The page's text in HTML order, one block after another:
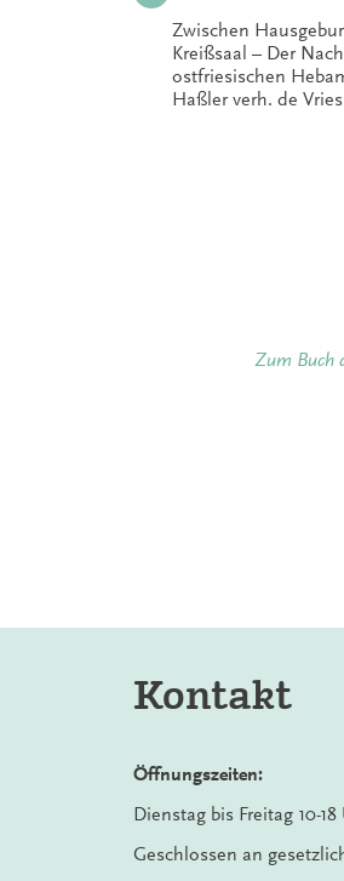
Zwischen
Kreißsaal – Der
ostfriesischen
Haßler verh. de Vries
Zum Buch
Kontakt
Öffnungszeiten:
Dienstag bis Freitag 10-18
Geschlossen an